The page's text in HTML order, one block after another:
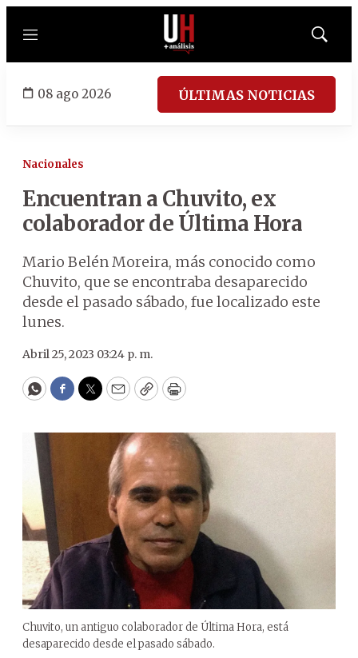
Menú
Mostrar
08 ago 2026 ÚLTIMAS NOTICIAS
Nacionales
Encuentran a Chuvito, ex
colaborador de Última Hora
Mario Belén Moreira, más conocido como
Chuvito, que se encontraba desaparecido
desde el pasado sábado, fue localizado este
lunes.
Abril 25, 2023 03:24 p. m.
WhatsApp
Facebook
Twitter
EmailCopyPrint
Chuvito, un antiguo colaborador de Última Hora, está
desaparecido desde el pasado sábado.